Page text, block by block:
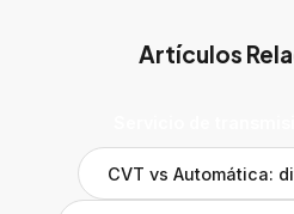
Artículos
CVT vs Automática: